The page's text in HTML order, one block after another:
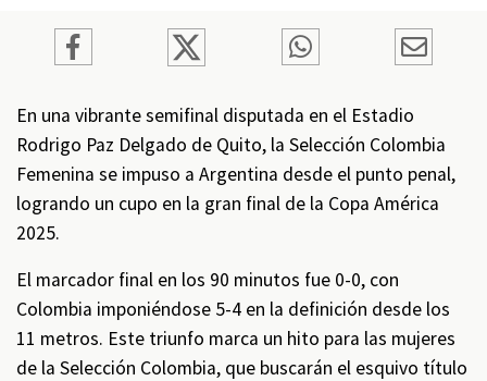
En una vibrante semifinal disputada en el Estadio
Rodrigo Paz Delgado de Quito, la Selección Colombia
Femenina se impuso a Argentina desde el punto penal,
logrando un cupo en la gran final de la Copa América
2025.
El marcador final en los 90 minutos fue 0-0, con
Colombia imponiéndose 5-4 en la definición desde los
11 metros. Este triunfo marca un hito para las mujeres
de la Selección Colombia, que buscarán el esquivo título